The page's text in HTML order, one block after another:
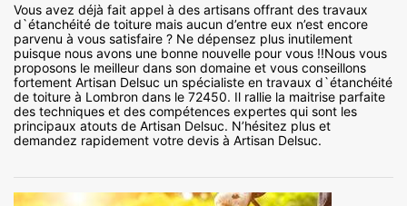
Vous avez déjà fait appel à des artisans offrant des travaux
d`étanchéité de toiture mais aucun d’entre eux n’est encore
parvenu à vous satisfaire ? Ne dépensez plus inutilement
puisque nous avons une bonne nouvelle pour vous !!Nous vous
proposons le meilleur dans son domaine et vous conseillons
fortement Artisan Delsuc un spécialiste en travaux d`étanchéité
de toiture à Lombron dans le 72450. Il rallie la maitrise parfaite
des techniques et des compétences expertes qui sont les
principaux atouts de Artisan Delsuc. N’hésitez plus et
demandez rapidement votre devis à Artisan Delsuc.